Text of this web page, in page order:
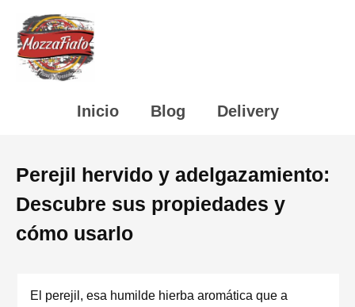
Inicio Blog Delivery
Perejil hervido y adelgazamiento:
Descubre sus propiedades y
cómo usarlo
El perejil, esa humilde hierba aromática que a